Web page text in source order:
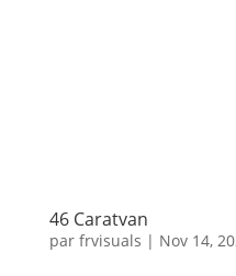
46 Caratvan
par frvisuals | Nov 14,